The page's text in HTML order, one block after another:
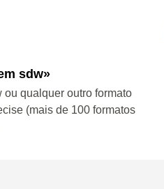
sdw»
ou qualquer outro formato
(mais de 100 formatos